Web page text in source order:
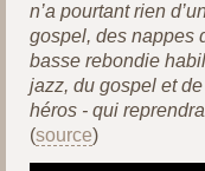
n’a pourtant rien
gospel, des nappes
basse rebondie
jazz, du gospel et
héros - qui
(source)